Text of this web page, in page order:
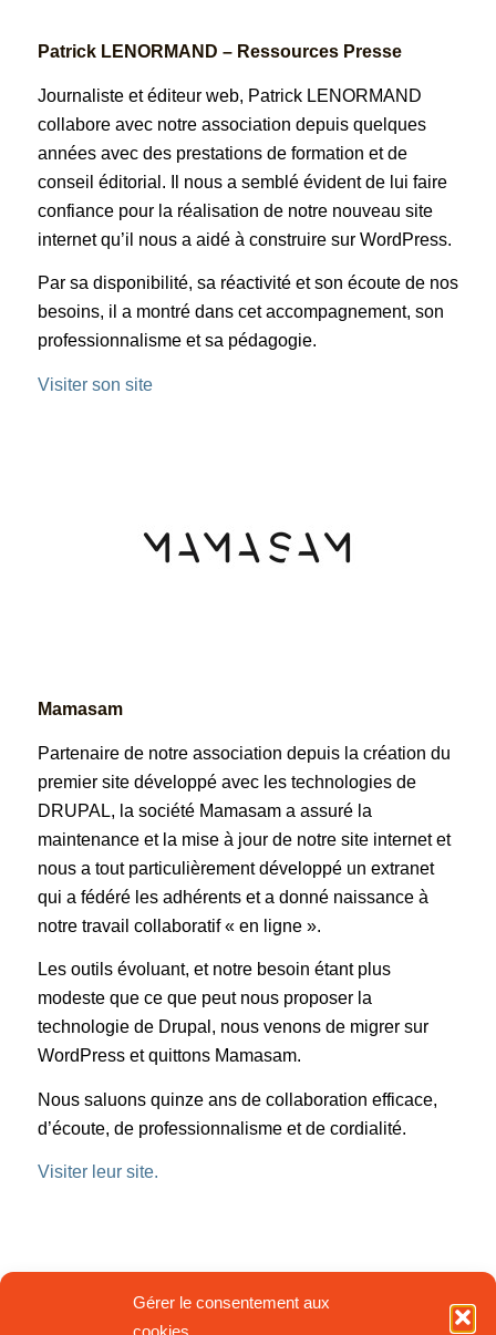
Gérer le consentement aux
cookies
Patrick LENORMAND – Ressources Presse
Journaliste et éditeur web, Patrick LENORMAND
collabore avec notre association depuis quelques
années avec des prestations de formation et de
conseil éditorial. Il nous a semblé évident de lui faire
confiance pour la réalisation de notre nouveau site
internet qu’il nous a aidé à construire sur WordPress.
Par sa disponibilité, sa réactivité et son écoute de nos
besoins, il a montré dans cet accompagnement, son
professionnalisme et sa pédagogie.
Visiter son site
Mamasam
Partenaire de notre association depuis la création du
premier site développé avec les technologies de
DRUPAL, la société Mamasam a assuré la
maintenance et la mise à jour de notre site internet et
nous a tout particulièrement développé un extranet
qui a fédéré les adhérents et a donné naissance à
notre travail collaboratif « en ligne ».
Les outils évoluant, et notre besoin étant plus
modeste que ce que peut nous proposer la
technologie de Drupal, nous venons de migrer sur
WordPress et quittons Mamasam.
Nous saluons quinze ans de collaboration efficace,
d’écoute, de professionnalisme et de cordialité.
Visiter leur site.